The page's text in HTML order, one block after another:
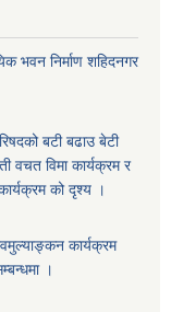
भवन निर्माण शहिदनगर
बटी बढाउ बेटी
वचत विमा कार्यक्रम र
को दृश्य ।
कार्यक्रम
।